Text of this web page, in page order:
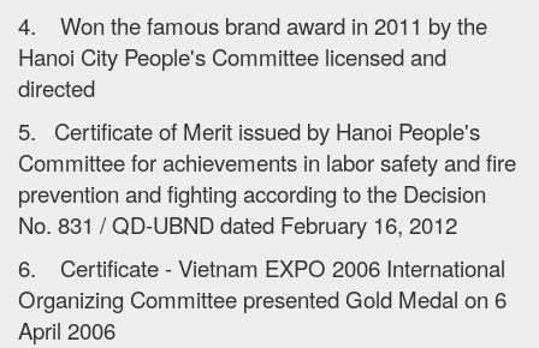
4. Won the famous brand award in 2011 by the
Hanoi City People's Committee licensed and
directed
5. Certificate of Merit issued by Hanoi People's
Committee for achievements in labor safety and fire
prevention and fighting according to the Decision
No. 831 / QD-UBND dated February 16, 2012
6. Certificate - Vietnam EXPO 2006 International
Organizing Committee presented Gold Medal on 6
April 2006